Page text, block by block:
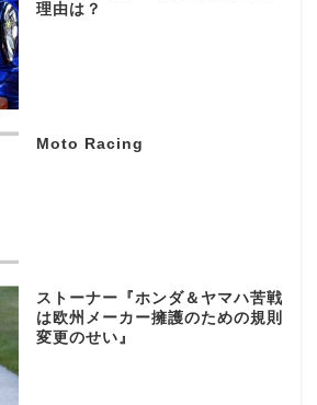
理由は？
Moto Racing
ストーナー『ホンダ＆ヤマハ苦戦
は欧州メーカー擁護のための規則
変更のせい』